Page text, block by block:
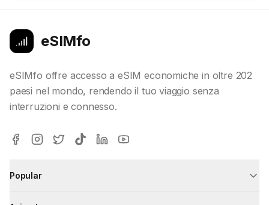
eSIMfo
eSIMfo offre accesso a eSIM economiche in oltre 202
paesi nel mondo, rendendo il tuo viaggio senza
interruzioni e connesso.
Popular